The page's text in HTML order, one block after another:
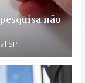
não
SP